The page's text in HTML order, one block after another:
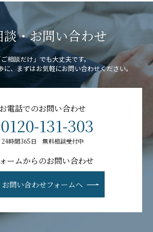
談・お問い合わせ
ご相談だけ」でも大丈夫です。
に、まずはお気軽にお問い合わせください。
お電話でのお問い合わせ
0120-131-303
24時間365日 無料相談受付中
ームからのお問い合わせ
お問い合わせフォームへ